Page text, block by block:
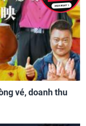
vé, doanh thu